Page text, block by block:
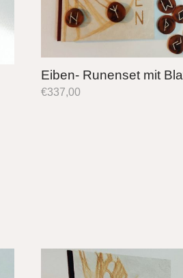
Eiben- Runenset mit
€337,00